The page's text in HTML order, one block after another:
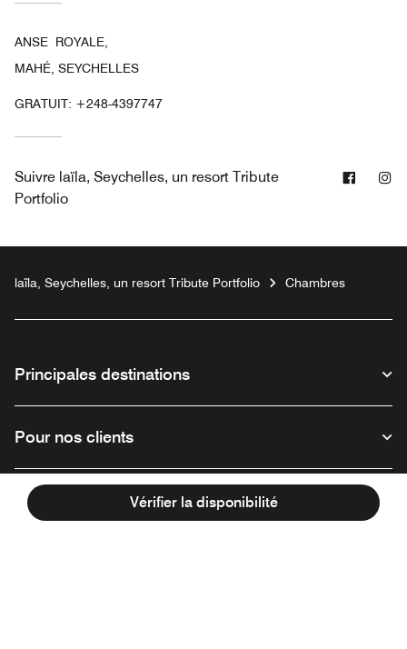
Vérifier la disponibilité
ANSE ROYALE,
MAHÉ, SEYCHELLES
GRATUIT: +248-4397747
Suivre laïla, Seychelles, un resort Tribute
Portfolio
laïla, Seychelles, un resort Tribute Portfolio Chambres
Principales destinations
Pour nos clients
Notre entreprise